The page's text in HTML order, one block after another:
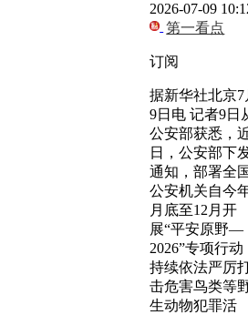
2026-07-09
第一看点
订阅
据新华社北京7
9日电 记者9日
公安部获悉，
日，公安部下
通知，部署全
公安机关自今
月底至12月开
展“平安原野—
2026”专项行动
持续依法严厉
击危害鸟类等
生动物犯罪活